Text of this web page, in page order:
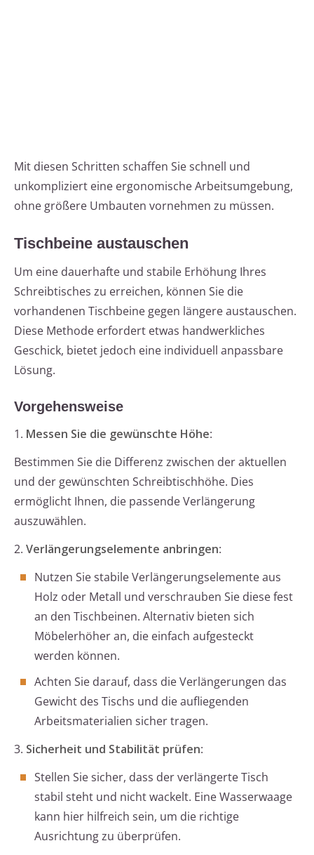
Mit diesen Schritten schaffen Sie schnell und
unkompliziert eine ergonomische Arbeitsumgebung,
ohne größere Umbauten vornehmen zu müssen.
Tischbeine austauschen
Um eine dauerhafte und stabile Erhöhung Ihres
Schreibtisches zu erreichen, können Sie die
vorhandenen Tischbeine gegen längere austauschen.
Diese Methode erfordert etwas handwerkliches
Geschick, bietet jedoch eine individuell anpassbare
Lösung.
Vorgehensweise
1. Messen Sie die gewünschte Höhe:
Bestimmen Sie die Differenz zwischen der aktuellen
und der gewünschten Schreibtischhöhe. Dies
ermöglicht Ihnen, die passende Verlängerung
auszuwählen.
2. Verlängerungselemente anbringen:
Nutzen Sie stabile Verlängerungselemente aus
Holz oder Metall und verschrauben Sie diese fest
an den Tischbeinen. Alternativ bieten sich
Möbelerhöher an, die einfach aufgesteckt
werden können.
Achten Sie darauf, dass die Verlängerungen das
Gewicht des Tischs und die aufliegenden
Arbeitsmaterialien sicher tragen.
3. Sicherheit und Stabilität prüfen:
Stellen Sie sicher, dass der verlängerte Tisch
stabil steht und nicht wackelt. Eine Wasserwaage
kann hier hilfreich sein, um die richtige
Ausrichtung zu überprüfen.